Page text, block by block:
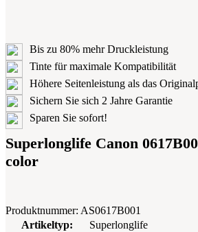
Bis zu 80% mehr Druckleistung
Tinte für maximale Kompatibilität
Höhere Seitenleistung als das
Sichern Sie sich 2 Jahre Garantie
Sparen Sie sofort!
Superlonglife Canon
color
Produktnummer: AS0617B001
Artikeltyp:
Superlonglife